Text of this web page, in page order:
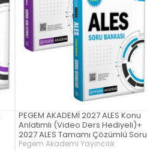
PEGEM AKADEMİ 2027 ALES Konu
Anlatımlı (Video Ders Hediyeli)+
2027 ALES Tamamı Çözümlü Soru
Bankası Seti (2.Kitap)
Pegem Akademi Yayıncılık